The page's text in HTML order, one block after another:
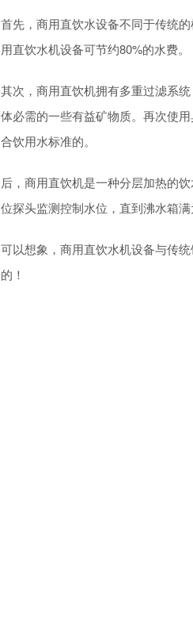
首先，商用直饮水设备不同于传统
用直饮水机设备可节约80%的水费。
其次，商用直饮机拥有多重过滤系
体必需的一些有益矿物质。再次使
合饮用水标准的。
后，商用直饮机是一种分层加热的
位探头监测控制水位，直到沸水箱
可以想象，商用直饮水机设备与传
的！